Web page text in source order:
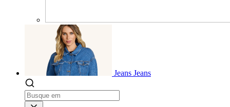
Jeans Jeans